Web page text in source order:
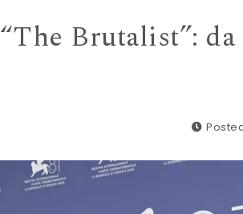
“The Brutalist”: